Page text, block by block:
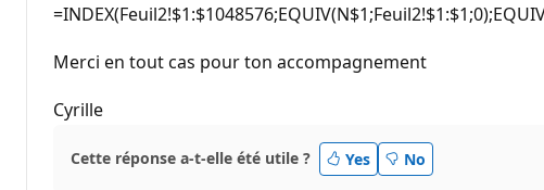
Merci en tout cas pour ton accompagnement
Cyrille
Cette réponse a-t-elle été utile ? Yes No